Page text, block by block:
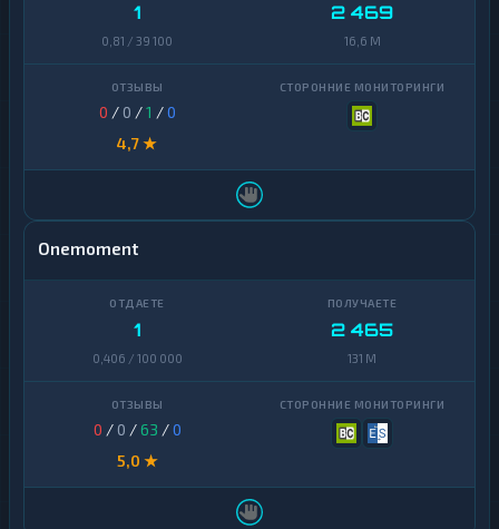
1
0,81 / 39 100
2 469
16,6 M
0 / 0 /1 /0
4,7 ★
Onemoment
1
0,406 / 100 000
2 465
131 M
0 / 0 /63 /0
5,0 ★